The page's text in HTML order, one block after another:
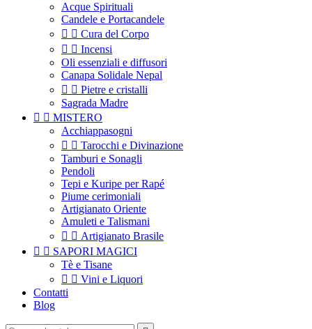
Acque Spirituali
Candele e Portacandele
  Cura del Corpo
  Incensi
Oli essenziali e diffusori
Canapa Solidale Nepal
  Pietre e cristalli
Sagrada Madre
  MISTERO
Acchiappasogni
  Tarocchi e Divinazione
Tamburi e Sonagli
Pendoli
Tepi e Kuripe per Rapé
Piume cerimoniali
Artigianato Oriente
Amuleti e Talismani
  Artigianato Brasile
  SAPORI MAGICI
Tè e Tisane
  Vini e Liquori
Contatti
Blog